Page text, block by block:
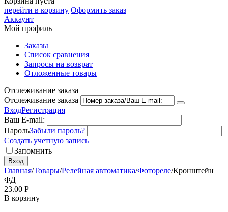
перейти в корзину Оформить заказ
Аккаунт
Мой профиль
Заказы
Список сравнения
Запросы на возврат
Отложенные товары
Отслеживание заказа
Отслеживание заказа
ВходРегистрация
Ваш E-mail:
ПарольЗабыли пароль?
Создать учетную запись
Запомнить
Вход
Главная/Товары/Релейная автоматика/Фотореле/Кронштейн
ФД
23.00 Р
В корзину